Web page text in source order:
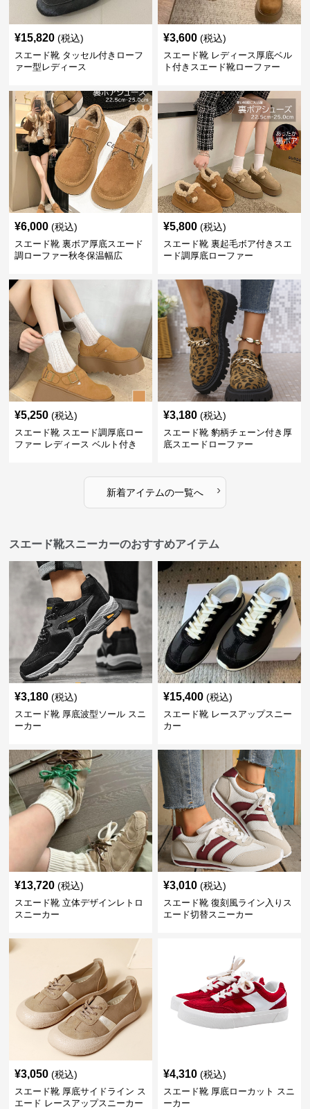
¥15,820 (税込)
スエード靴 タッセル付きローフ
ァー型レディース
¥3,600 (税込)
スエード靴 レディース厚底ベル
ト付きスエード靴ローファー
¥6,000 (税込)
スエード靴 裏ボア厚底スエード
調ローファー秋冬保温幅広
¥5,800 (税込)
スエード靴 裏起毛ボア付きスエ
ード調厚底ローファー
¥5,250 (税込)
スエード靴 スエード調厚底ロー
ファー レディース ベルト付き
¥3,180 (税込)
スエード靴 豹柄チェーン付き厚
底スエードローファー
新着アイテムの一覧へ ›
スエード靴スニーカーのおすすめアイテム
¥3,180 (税込)
スエード靴 厚底波型ソール スニ
ーカー
¥15,400 (税込)
スエード靴 レースアップスニー
カー
¥13,720 (税込)
スエード靴 立体デザインレトロ
スニーカー
¥3,010 (税込)
スエード靴 復刻風ライン入りス
エード切替スニーカー
¥3,050 (税込)
スエード靴 厚底サイドライン ス
エード レースアップスニーカー
¥4,310 (税込)
スエード靴 厚底ローカット スニ
ーカー